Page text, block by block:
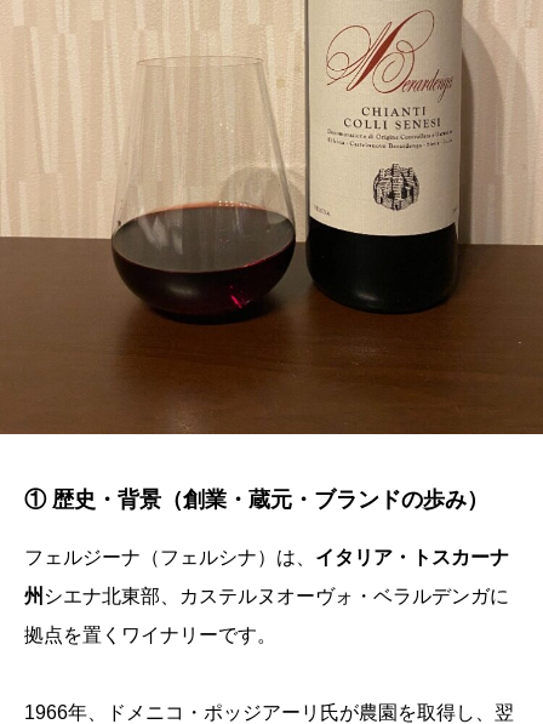
① 歴史・背景（創業・蔵元・ブランドの歩み）
フェルジーナ（フェルシナ）は、 イタリア・トスカーナ
州 シエナ北東部、カステルヌオーヴォ・ベラルデンガに
拠点を置くワイナリーです。
1966年、ドメニコ・ポッジアーリ氏が農園を取得し、翌